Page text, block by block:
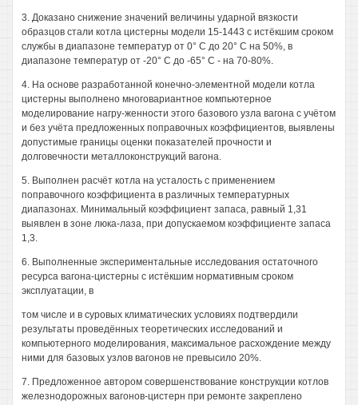
3. Доказано снижение значений величины ударной вязкости
образцов стали котла цистерны модели 15-1443 с истёкшим сроком
службы в диапазоне температур от 0° С до 20° С на 50%, в
диапазоне температур от -20° С до -65° С - на 70-80%.
4. На основе разработанной конечно-элементной модели котла
цистерны выполнено многовариантное компьютерное
моделирование нагру-женности этого базового узла вагона с учётом
и без учёта предложенных поправочных коэффициентов, выявлены
допустимые границы оценки показателей прочности и
долговечности металлоконструкций вагона.
5. Выполнен расчёт котла на усталость с применением
поправочного коэффициента в различных температурных
диапазонах. Минимальный коэффициент запаса, равный 1,31
выявлен в зоне люка-лаза, при допускаемом коэффициенте запаса
1,3.
6. Выполненные экспериментальные исследования остаточного
ресурса вагона-цистерны с истёкшим нормативным сроком
эксплуатации, в
том числе и в суровых климатических условиях подтвердили
результаты проведённых теоретических исследований и
компьютерного моделирования, максимальное расхождение между
ними для базовых узлов вагонов не превысило 20%.
7. Предложенное автором совершенствование конструкции котлов
железнодорожных вагонов-цистерн при ремонте закреплено